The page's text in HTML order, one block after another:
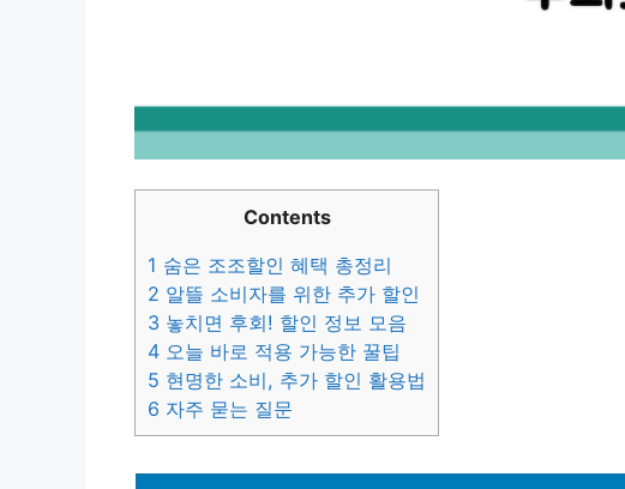
Contents
1 숨은 조조할인 혜택 총정리
2 알뜰 소비자를 위한 추가 할인
3 놓치면 후회! 할인 정보 모음
4 오늘 바로 적용 가능한 꿀팁
5 현명한 소비, 추가 할인 활용법
6 자주 묻는 질문